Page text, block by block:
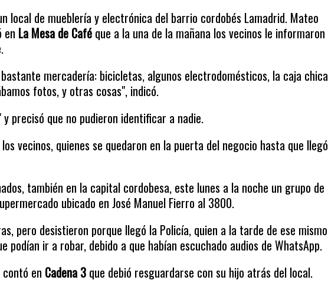
local de mueblería y electrónica del barrio cordobés Lamadrid. Mateo
en La Mesa de Café que a la una de la mañana los vecinos le
mercadería: bicicletas, algunos electrodomésticos, la caja
fotos, y otras cosas", indicó.
precisó que no pudieron identificar a nadie.
vecinos, quienes se quedaron en la puerta del negocio hasta que
también en la capital cordobesa, este lunes a la noche un grupo de
ubicado en José Manuel Fierro al 3800.
pero desistieron porque llegó la Policía, quien a la tarde de ese
podían ir a robar, debido a que habían escuchado audios de WhatsApp.
en Cadena 3 que debió resguardarse con su hijo atrás del local.